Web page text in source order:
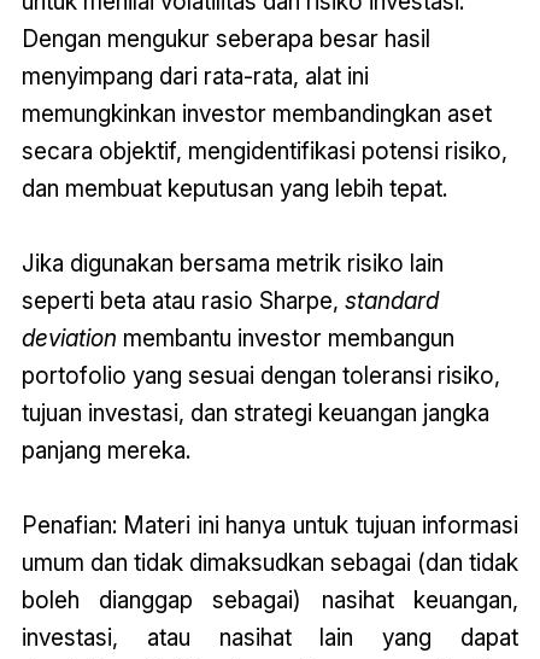
Dengan mengukur seberapa besar hasil
menyimpang dari rata-rata, alat ini
memungkinkan investor membandingkan aset
secara objektif, mengidentifikasi potensi risiko,
dan membuat keputusan yang lebih tepat.
Jika digunakan bersama metrik risiko lain
seperti beta atau rasio Sharpe, standard
deviation membantu investor membangun
portofolio yang sesuai dengan toleransi risiko,
tujuan investasi, dan strategi keuangan jangka
panjang mereka.
Penafian: Materi ini hanya untuk tujuan informasi
umum dan tidak dimaksudkan sebagai (dan tidak
boleh dianggap sebagai) nasihat keuangan,
investasi, atau nasihat lain yang dapat